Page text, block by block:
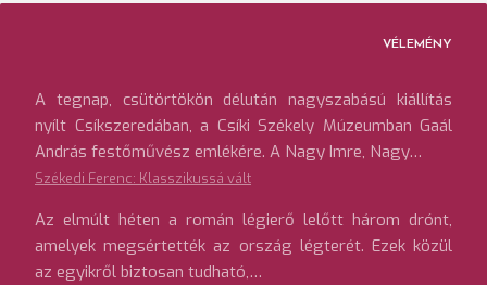
VÉLEMÉNY
A tegnap, csütörtökön délután nagyszabású kiállítás
nyílt Csíkszeredában, a Csíki Székely Múzeumban Gaál
András festőművész emlékére. A Nagy Imre, Nagy…
Székedi Ferenc: Klasszikussá vált
Az elmúlt héten a román légierő lelőtt három drónt,
amelyek megsértették az ország légterét. Ezek közül
az egyikről biztosan tudható,…